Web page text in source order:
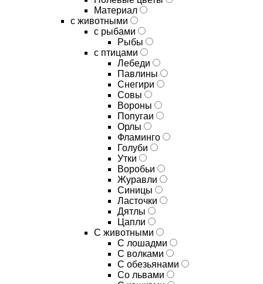
Материал
с животными
с рыбами
Рыбы
с птицами
Лебеди
Павлины
Снегири
Совы
Вороны
Попугаи
Орлы
Фламинго
Голуби
Утки
Воробьи
Журавли
Синицы
Ласточки
Дятлы
Цапли
С животными
С лошадми
С волками
С обезьянами
Со львами